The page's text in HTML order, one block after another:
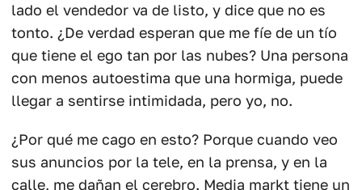
lado el vendedor va de listo, y dice que no es
tonto. ¿De verdad esperan que me fíe de un tío
que tiene el ego tan por las nubes? Una persona
con menos autoestima que una hormiga, puede
llegar a sentirse intimidada, pero yo, no.
¿Por qué me cago en esto? Porque cuando veo
sus anuncios por la tele, en la prensa, y en la
calle, me dañan el cerebro. Media markt tiene un